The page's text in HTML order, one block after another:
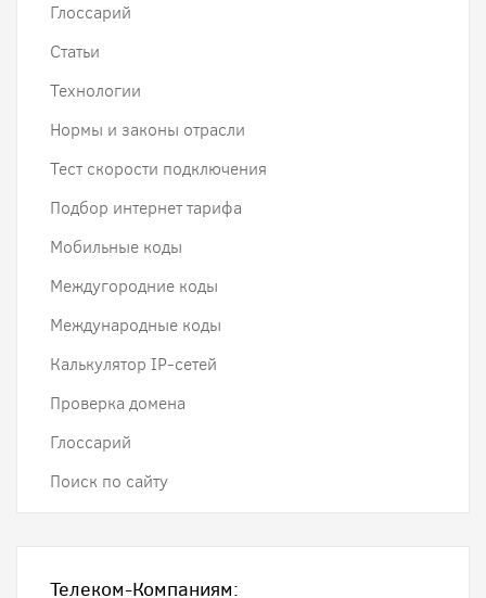
Глоссарий
Статьи
Технологии
Нормы и законы отрасли
Тест скорости подключения
Подбор интернет тарифа
Мобильные коды
Междугородние коды
Международные коды
Калькулятор IP-сетей
Проверка домена
Глоссарий
Поиск по сайту
Телеком-Компаниям: